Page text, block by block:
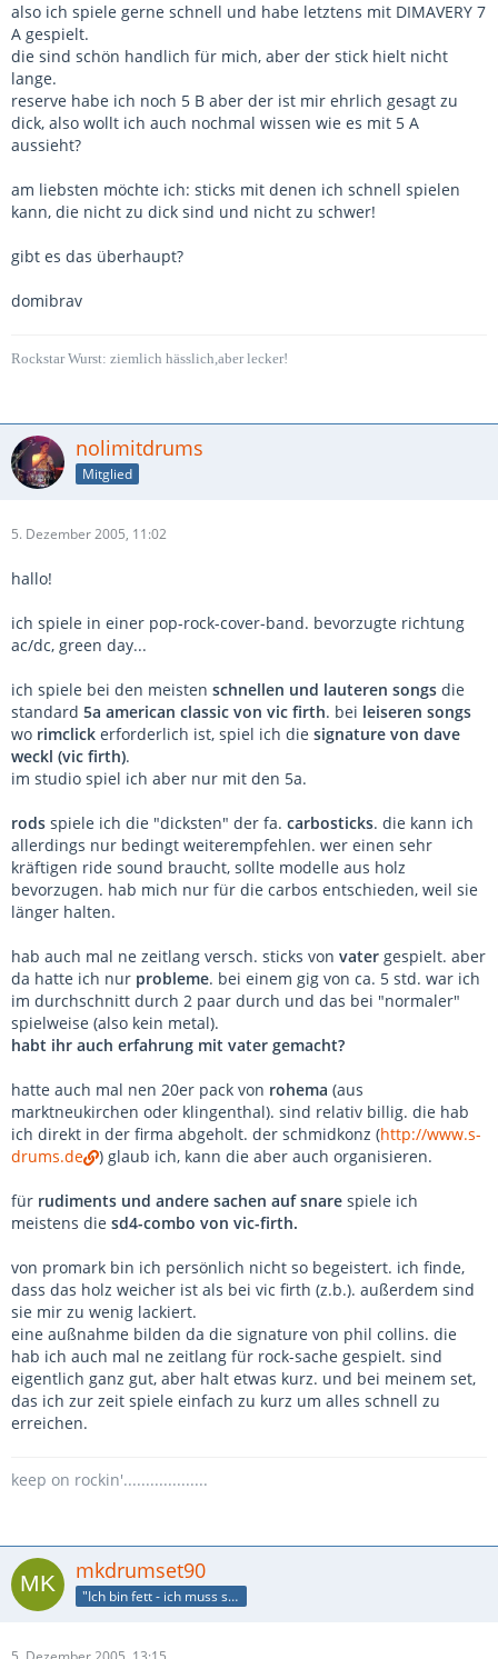
also ich spiele gerne schnell und habe letztens mit DIMAVERY 7
A gespielt.
die sind schön handlich für mich, aber der stick hielt nicht
lange.
reserve habe ich noch 5 B aber der ist mir ehrlich gesagt zu
dick, also wollt ich auch nochmal wissen wie es mit 5 A
aussieht?
am liebsten möchte ich: sticks mit denen ich schnell spielen
kann, die nicht zu dick sind und nicht zu schwer!
gibt es das überhaupt?
domibrav
Rockstar Wurst: ziemlich hässlich,aber lecker!
nolimitdrums
Mitglied
5. Dezember 2005, 11:02
hallo!
ich spiele in einer pop-rock-cover-band. bevorzugte richtung
ac/dc, green day...
ich spiele bei den meisten schnellen und lauteren songs die
standard 5a american classic von vic firth. bei leiseren songs
wo rimclick erforderlich ist, spiel ich die signature von dave
weckl (vic firth).
im studio spiel ich aber nur mit den 5a.
rods spiele ich die "dicksten" der fa. carbosticks. die kann ich
allerdings nur bedingt weiterempfehlen. wer einen sehr
kräftigen ride sound braucht, sollte modelle aus holz
bevorzugen. hab mich nur für die carbos entschieden, weil sie
länger halten.
hab auch mal ne zeitlang versch. sticks von vater gespielt. aber
da hatte ich nur probleme. bei einem gig von ca. 5 std. war ich
im durchschnitt durch 2 paar durch und das bei "normaler"
spielweise (also kein metal).
habt ihr auch erfahrung mit vater gemacht?
hatte auch mal nen 20er pack von rohema (aus
marktneukirchen oder klingenthal). sind relativ billig. die hab
ich direkt in der firma abgeholt. der schmidkonz (http://www.s-
drums.de
) glaub ich, kann die aber auch organisieren.
für rudiments und andere sachen auf snare spiele ich
meistens die sd4-combo von vic-firth.
von promark bin ich persönlich nicht so begeistert. ich finde,
dass das holz weicher ist als bei vic firth (z.b.). außerdem sind
sie mir zu wenig lackiert.
eine außnahme bilden da die signature von phil collins. die
hab ich auch mal ne zeitlang für rock-sache gespielt. sind
eigentlich ganz gut, aber halt etwas kurz. und bei meinem set,
das ich zur zeit spiele einfach zu kurz um alles schnell zu
erreichen.
keep on rockin'...................
mkdrumset90
"Ich bin fett - ich muss sitzen"